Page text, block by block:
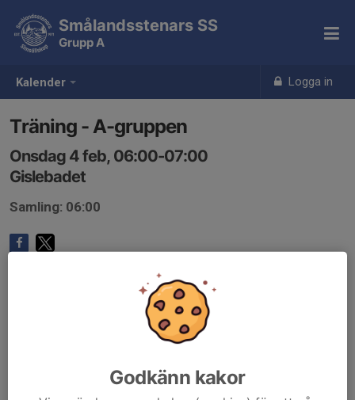
Kalender Logga in
Smålandsstenars SS
Grupp A
Träning - A-gruppen
Onsdag 4 feb, 06:00-07:00
Gislebadet
Samling: 06:00
Godkänn kakor